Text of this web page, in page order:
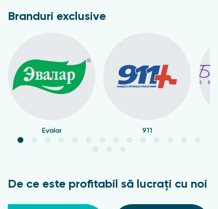
Branduri exclusive
Evalar 911
De ce este profitabil să lucrați cu noi